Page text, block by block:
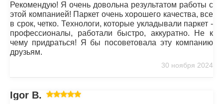
Рекомендую! Я очень довольна результатом работы с
этой компанией! Паркет очень хорошего качества, все
в срок, четко. Технологи, которые укладывали паркет -
профессионалы, работали быстро, аккуратно. Не к
чему придраться! Я бы посоветовала эту компанию
друзьям.
30 ноября 2024
Igor B.